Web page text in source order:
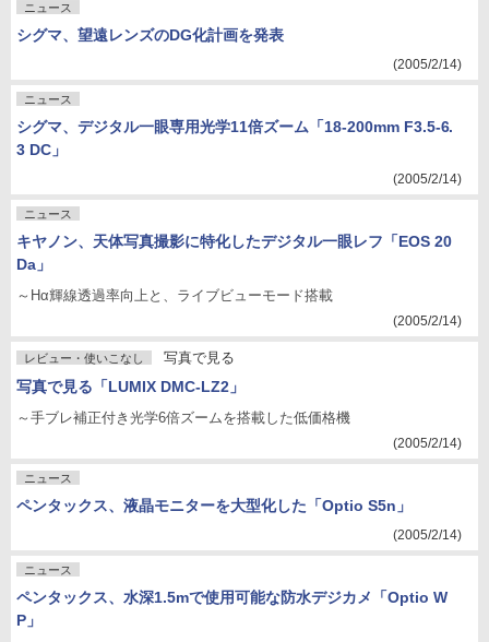
ニュース
シグマ、望遠レンズのDG化計画を発表
(2005/2/14)
ニュース
シグマ、デジタル一眼専用光学11倍ズーム「18-200mm F3.5-6.
3 DC」
(2005/2/14)
ニュース
キヤノン、天体写真撮影に特化したデジタル一眼レフ「EOS 20
Da」
～Hα輝線透過率向上と、ライブビューモード搭載
(2005/2/14)
レビュー・使いこなし 写真で見る
写真で見る「LUMIX DMC-LZ2」
～手ブレ補正付き光学6倍ズームを搭載した低価格機
(2005/2/14)
ニュース
ペンタックス、液晶モニターを大型化した「Optio S5n」
(2005/2/14)
ニュース
ペンタックス、水深1.5mで使用可能な防水デジカメ「Optio W
P」